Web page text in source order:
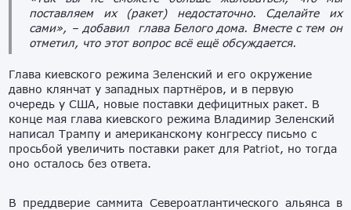
поставляем их (ракет) недостаточно. Сделайте их
сами», – добавил глава Белого дома. Вместе с тем он
отметил, что этот вопрос всё ещё обсуждается.
Глава киевского режима Зеленский и его окружение
давно клянчат у западных партнёров, и в первую
очередь у США, новые поставки дефицитных ракет. В
конце мая глава киевского режима Владимир Зеленский
написал Трампу и американскому конгрессу письмо с
просьбой увеличить поставки ракет для Patriot, но тогда
оно осталось без ответа.
В преддверие саммита Североатлантического альянса в